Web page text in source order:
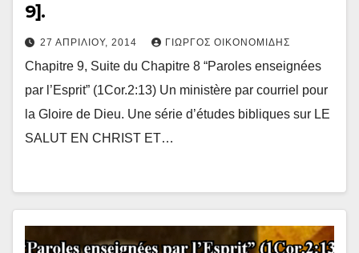
9].
27 ΑΠΡΙΛΊΟΥ, 2014 ΓΙΏΡΓΟΣ ΟΙΚΟΝΟΜΊΔΗΣ
Chapitre 9, Suite du Chapitre 8 “Paroles enseignées
par l’Esprit” (1Cor.2:13) Un ministère par courriel pour
la Gloire de Dieu. Une série d’études bibliques sur LE
SALUT EN CHRIST ET…